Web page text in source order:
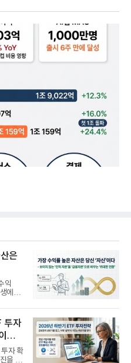
은
익
에게
투자
제
자 확
을 달